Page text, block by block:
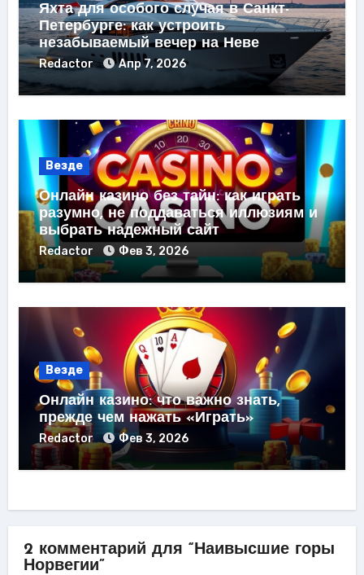
Яхта для особого случая в Санкт-
Петербурге: как устроить
незабываемый вечер на Неве
Redactor Апр 7, 2026
Везде
Онлайн казино без тайн: как играть
разумно, не поддаваться иллюзиям и
выбрать надежный сайт
Redactor Фев 3, 2026
Везде
Онлайн казино: что важно знать,
прежде чем нажать «Играть»
Redactor Фев 3, 2026
2 комментарий для “Наивысшие горы
Норвегии”